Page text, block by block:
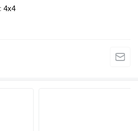
4x4